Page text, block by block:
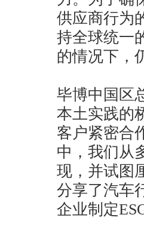
供应商行为
持全球统一
的情况下，
毕博中国区
本土实践的
客户紧密合
中，我们从
现，并试图
分享了汽车
企业制定